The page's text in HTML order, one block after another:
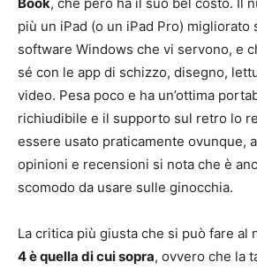
più un iPad (o un iPad Pro) migliorato
software Windows che vi servono, e
sé con le app di schizzo, disegno,
video. Pesa poco e ha un’ottima
richiudibile e il supporto sul retro lo
essere usato praticamente ovunque,
opinioni e recensioni si nota che è
scomodo da usare sulle ginocchia.
La critica più giusta che si può fare al
4 è quella di cui sopra, ovvero che la